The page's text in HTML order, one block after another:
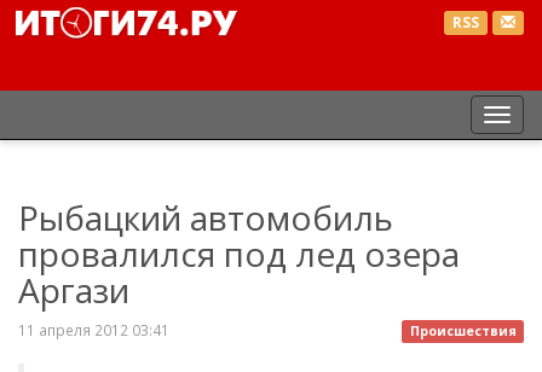
RSS
Рыбацкий автомобиль
провалился под лед озера
Аргази
Происшествия
11 апреля 2012 03:41